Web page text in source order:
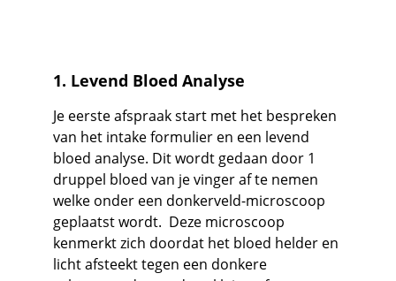
1. Levend Bloed Analyse
Je eerste afspraak start met het bespreken
van het intake formulier en een levend
bloed analyse. Dit wordt gedaan door 1
druppel bloed van je vinger af te nemen
welke onder een donkerveld-microscoop
geplaatst wordt.  Deze microscoop
kenmerkt zich doordat het bloed helder en
licht afsteekt tegen een donkere